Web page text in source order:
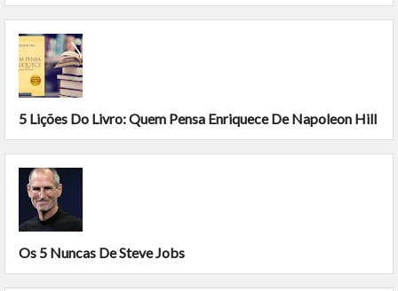
5 Lições Do Livro: Quem Pensa Enriquece De Napoleon Hill
Os 5 Nuncas De Steve Jobs